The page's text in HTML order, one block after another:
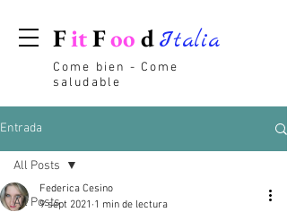
FitFoo dItalia
Come bien - Come
saludable
Entrada
All Posts
All Posts
Federica Cesino
9 sept 2021 1 min de lectura